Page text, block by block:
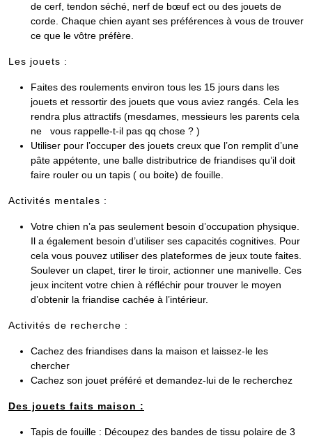
de cerf, tendon séché, nerf de bœuf ect ou des jouets de
corde. Chaque chien ayant ses préférences à vous de trouver
ce que le vôtre préfère.
Les jouets :
Faites des roulements environ tous les 15 jours dans les
jouets et ressortir des jouets que vous aviez rangés. Cela les
rendra plus attractifs (mesdames, messieurs les parents cela
ne vous rappelle-t-il pas qq chose ? )
Utiliser pour l’occuper des jouets creux que l’on remplit d’une
pâte appétente, une balle distributrice de friandises qu’il doit
faire rouler ou un tapis ( ou boite) de fouille.
Activités mentales :
Votre chien n’a pas seulement besoin d’occupation physique.
Il a également besoin d’utiliser ses capacités cognitives. Pour
cela vous pouvez utiliser des plateformes de jeux toute faites.
Soulever un clapet, tirer le tiroir, actionner une manivelle. Ces
jeux incitent votre chien à réfléchir pour trouver le moyen
d’obtenir la friandise cachée à l’intérieur.
Activités de recherche :
Cachez des friandises dans la maison et laissez-le les
chercher
Cachez son jouet préféré et demandez-lui de le recherchez
Des jouets faits maison :
Tapis de fouille : Découpez des bandes de tissu polaire de 3